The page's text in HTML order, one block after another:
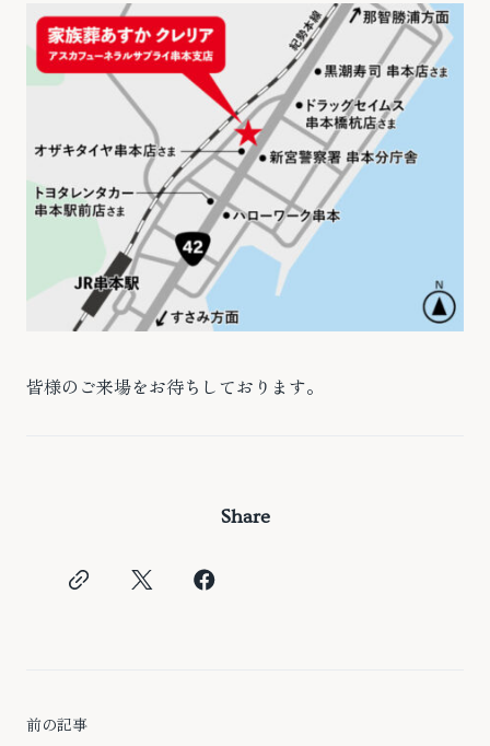
皆様のご来場をお待ちしております。
Share
前の記事